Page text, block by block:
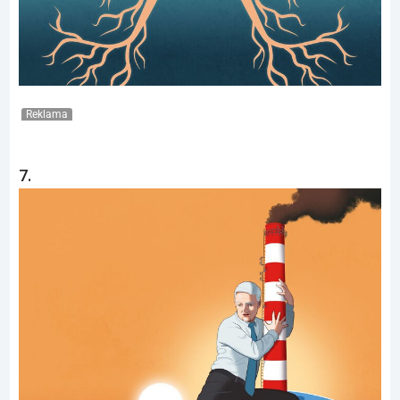
Reklama
7.